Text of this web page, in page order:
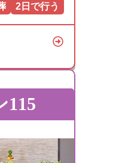
2日で行う
115